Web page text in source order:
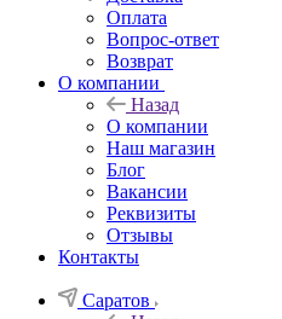
Оплата
Вопрос-ответ
Возврат
О компании
Назад
О компании
Наш магазин
Блог
Вакансии
Реквизиты
Отзывы
Контакты
Саратов